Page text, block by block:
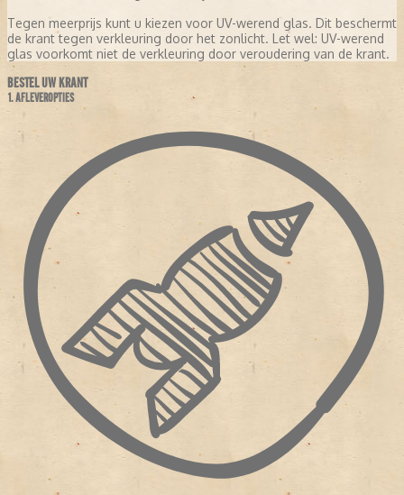
Tegen meerprijs kunt u kiezen voor UV-werend glas. Dit beschermt
de krant tegen verkleuring door het zonlicht. Let wel: UV-werend
glas voorkomt niet de verkleuring door veroudering van de krant.
BESTEL UW KRANT
1. AFLEVEROPTIES